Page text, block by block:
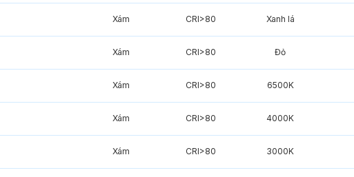
Xám CRI>80 Xanh lá
Xám CRI>80 Đỏ
Xám CRI>80 6500K
Xám CRI>80 4000K
Xám CRI>80 3000K